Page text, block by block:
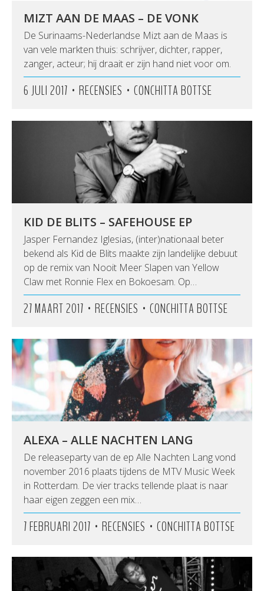
MIZT AAN DE MAAS – DE VONK
De Surinaams-Nederlandse Mizt aan de Maas is
van vele markten thuis: schrijver, dichter, rapper,
zanger, acteur; hij draait er zijn hand niet voor om.
6 JULI 2017 • RECENSIES • CONCHITTA BOTTSE
KID DE BLITS – SAFEHOUSE EP
Jasper Fernandez Iglesias, (inter)nationaal beter
bekend als Kid de Blits maakte zijn landelijke debuut
op de remix van Nooit Meer Slapen van Yellow
Claw met Ronnie Flex en Bokoesam. Op…
27 MAART 2017 • RECENSIES • CONCHITTA BOTTSE
ALEXA – ALLE NACHTEN LANG
De releaseparty van de ep Alle Nachten Lang vond
november 2016 plaats tijdens de MTV Music Week
in Rotterdam. De vier tracks tellende plaat is naar
haar eigen zeggen een mix…
7 FEBRUARI 2017 • RECENSIES • CONCHITTA BOTTSE